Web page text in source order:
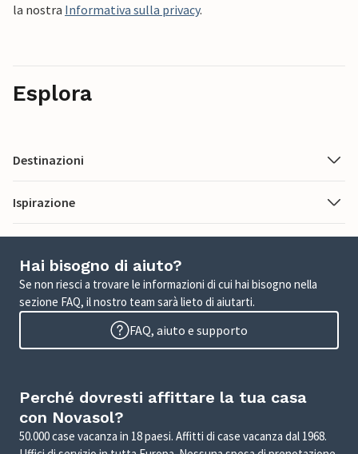
la nostra Informativa sulla privacy.
Esplora
Destinazioni
Ispirazione
Hai bisogno di aiuto?
Se non riesci a trovare le informazioni di cui hai bisogno nella
sezione FAQ, il nostro team sarà lieto di aiutarti.
FAQ, aiuto e supporto
Perché dovresti affittare la tua casa
con Novasol?
50.000 case vacanza in 18 paesi. Affitti di case vacanza dal 1968.